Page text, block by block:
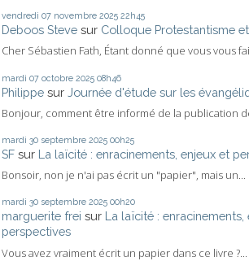
vendredi 07 novembre 2025 22h45
Deboos Steve sur Colloque Protestantisme
Cher Sébastien Fath, Étant donné que vous vous
mardi 07 octobre 2025 08h46
Philippe sur Journée d'étude sur les
Bonjour, comment être informé de la publication
mardi 30 septembre 2025 00h25
SF sur La laïcité : enracinements, enjeux et
Bonsoir, non je n'ai pas écrit un "papier", mais un...
mardi 30 septembre 2025 00h20
marguerite frei sur La laïcité : enracinements,
perspectives
Vous avez vraiment écrit un papier dans ce livre ?...